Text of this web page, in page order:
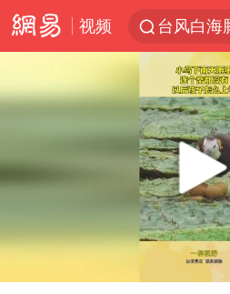
视频
以军空袭
Meta被判
“空调24
公司“上
Play